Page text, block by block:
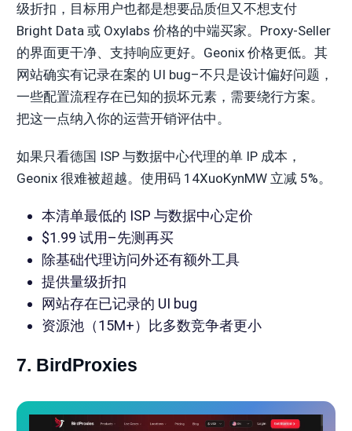
级折扣，目标用户也都是想要品质但又不想支付
Bright Data 或 Oxylabs 价格的中端买家。Proxy-Seller
的界面更干净、支持响应更好。Geonix 价格更低。其
网站确实有记录在案的 UI bug–不只是设计偏好问题，
一些配置流程存在已知的损坏元素，需要绕行方案。
把这一点纳入你的运营开销评估中。
如果只看德国 ISP 与数据中心代理的单 IP 成本，
Geonix 很难被超越。使用码 14XuoKynMW 立减 5%。
本清单最低的 ISP 与数据中心定价
$1.99 试用–先测再买
除基础代理访问外还有额外工具
提供量级折扣
网站存在已记录的 UI bug
资源池（15M+）比多数竞争者更小
7. BirdProxies